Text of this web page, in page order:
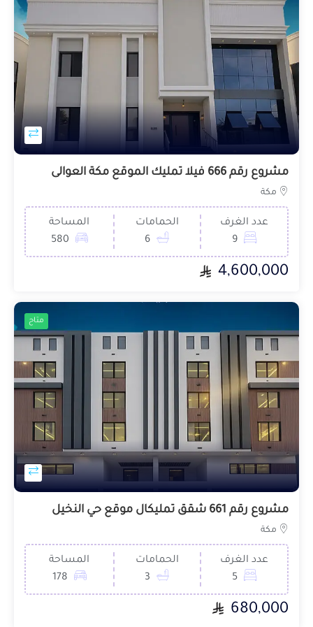
مشروع رقم 666 فيلا تمليك الموقع مكة العوالى
مكة
عدد الغرف
9
الحمامات
6
المساحة
580
4,600,000
متاح
مشروع رقم 661 شقق تمليكال موقع حي النخيل
مكة
عدد الغرف
5
الحمامات
3
المساحة
178
680,000